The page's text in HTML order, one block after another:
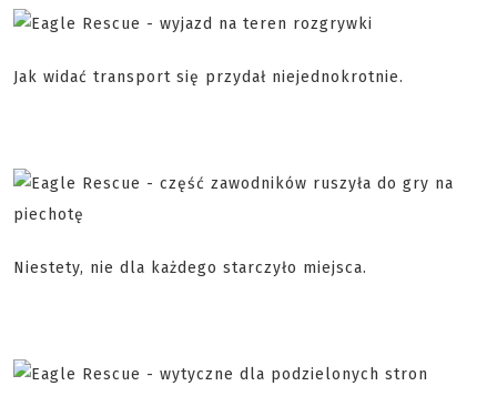
Jak widać transport się przydał niejednokrotnie.
Niestety, nie dla każdego starczyło miejsca.